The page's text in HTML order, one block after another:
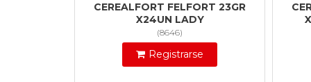
CEREALFORT FELFORT 23GR
X24UN LADY
(8646)
Registrarse